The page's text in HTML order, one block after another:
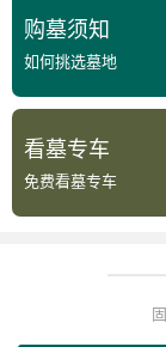
购墓须知
如何挑选墓地
看墓专车
免费看墓专车